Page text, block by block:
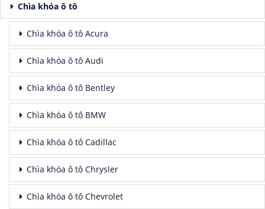
Chìa khóa ô tô
Chìa khóa ô tô Acura
Chìa khóa ô tô Audi
Chìa khóa ô tô Bentley
Chìa khóa ô tô BMW
Chìa khóa ô tô Cadillac
Chìa khóa ô tô Chrysler
Chìa khóa ô tô Chevrolet